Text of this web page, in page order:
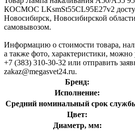
КОСМОС LKsmSt55CL95E27v2
Новосибирск, Новосибирской
самовывозом.
Информацию о стоимости товара,
а также фото, характеристики,
+7 (383) 310-30-32 или отправить
zakaz@megasvet24.ru.
Бренд:
Исполнение:
Средний номинальный срок
Цвет:
Диаметр, мм: